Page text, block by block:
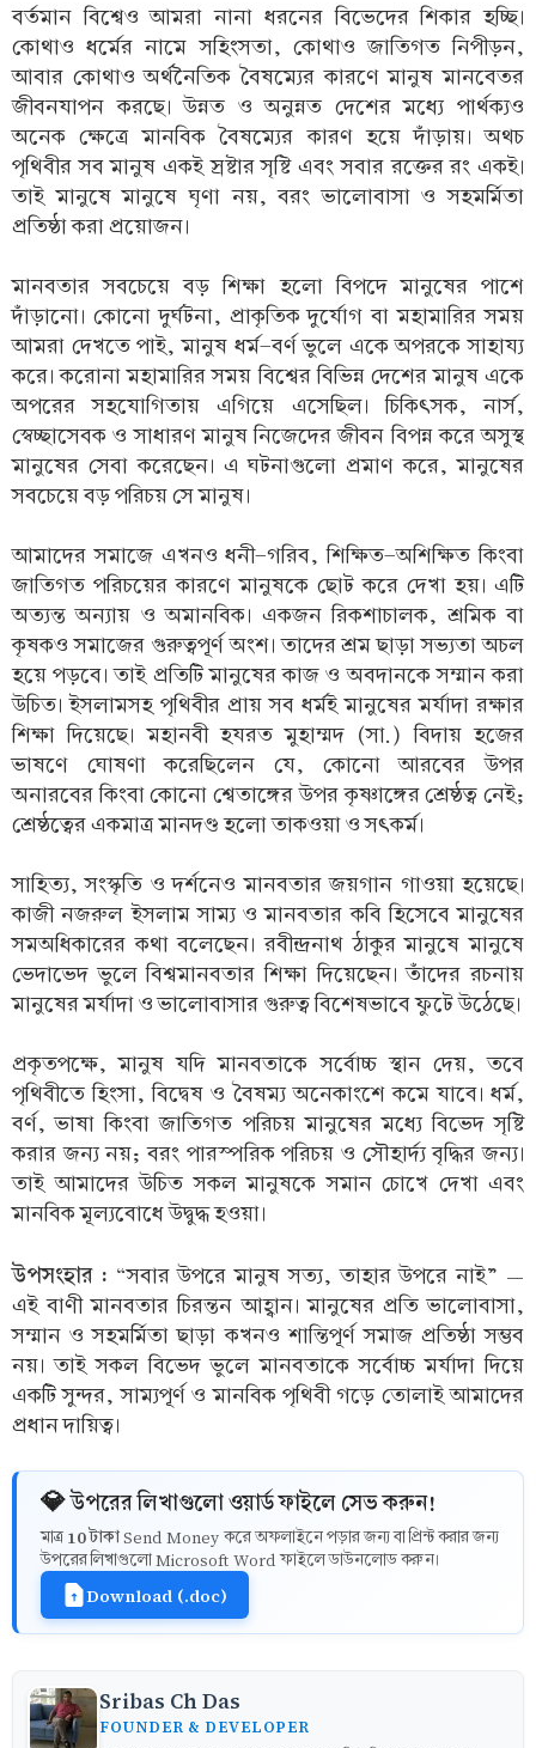
বর্তমান বিশ্বেও আমরা নানা ধরনের বিভেদের শিকার হচ্ছি।
কোথাও ধর্মের নামে সহিংসতা, কোথাও জাতিগত নিপীড়ন,
আবার কোথাও অর্থনৈতিক বৈষম্যের কারণে মানুষ মানবেতর
জীবনযাপন করছে। উন্নত ও অনুন্নত দেশের মধ্যে পার্থক্যও
অনেক ক্ষেত্রে মানবিক বৈষম্যের কারণ হয়ে দাঁড়ায়। অথচ
পৃথিবীর সব মানুষ একই স্রষ্টার সৃষ্টি এবং সবার রক্তের রং একই।
তাই মানুষে মানুষে ঘৃণা নয়, বরং ভালোবাসা ও সহমর্মিতা
প্রতিষ্ঠা করা প্রয়োজন।
মানবতার সবচেয়ে বড় শিক্ষা হলো বিপদে মানুষের পাশে
দাঁড়ানো। কোনো দুর্ঘটনা, প্রাকৃতিক দুর্যোগ বা মহামারির সময়
আমরা দেখতে পাই, মানুষ ধর্ম-বর্ণ ভুলে একে অপরকে সাহায্য
করে। করোনা মহামারির সময় বিশ্বের বিভিন্ন দেশের মানুষ একে
অপরের সহযোগিতায় এগিয়ে এসেছিল। চিকিৎসক, নার্স,
স্বেচ্ছাসেবক ও সাধারণ মানুষ নিজেদের জীবন বিপন্ন করে অসুস্থ
মানুষের সেবা করেছেন। এ ঘটনাগুলো প্রমাণ করে, মানুষের
সবচেয়ে বড় পরিচয় সে মানুষ।
আমাদের সমাজে এখনও ধনী-গরিব, শিক্ষিত-অশিক্ষিত কিংবা
জাতিগত পরিচয়ের কারণে মানুষকে ছোট করে দেখা হয়। এটি
অত্যন্ত অন্যায় ও অমানবিক। একজন রিকশাচালক, শ্রমিক বা
কৃষকও সমাজের গুরুত্বপূর্ণ অংশ। তাদের শ্রম ছাড়া সভ্যতা অচল
হয়ে পড়বে। তাই প্রতিটি মানুষের কাজ ও অবদানকে সম্মান করা
উচিত। ইসলামসহ পৃথিবীর প্রায় সব ধর্মই মানুষের মর্যাদা রক্ষার
শিক্ষা দিয়েছে। মহানবী হযরত মুহাম্মদ (সা.) বিদায় হজের
ভাষণে ঘোষণা করেছিলেন যে, কোনো আরবের উপর
অনারবের কিংবা কোনো শ্বেতাঙ্গের উপর কৃষ্ণাঙ্গের শ্রেষ্ঠত্ব নেই;
শ্রেষ্ঠত্বের একমাত্র মানদণ্ড হলো তাকওয়া ও সৎকর্ম।
সাহিত্য, সংস্কৃতি ও দর্শনেও মানবতার জয়গান গাওয়া হয়েছে।
কাজী নজরুল ইসলাম সাম্য ও মানবতার কবি হিসেবে মানুষের
সমঅধিকারের কথা বলেছেন। রবীন্দ্রনাথ ঠাকুর মানুষে মানুষে
ভেদাভেদ ভুলে বিশ্বমানবতার শিক্ষা দিয়েছেন। তাঁদের রচনায়
মানুষের মর্যাদা ও ভালোবাসার গুরুত্ব বিশেষভাবে ফুটে উঠেছে।
প্রকৃতপক্ষে, মানুষ যদি মানবতাকে সর্বোচ্চ স্থান দেয়, তবে
পৃথিবীতে হিংসা, বিদ্বেষ ও বৈষম্য অনেকাংশে কমে যাবে। ধর্ম,
বর্ণ, ভাষা কিংবা জাতিগত পরিচয় মানুষের মধ্যে বিভেদ সৃষ্টি
করার জন্য নয়; বরং পারস্পরিক পরিচয় ও সৌহার্দ্য বৃদ্ধির জন্য।
তাই আমাদের উচিত সকল মানুষকে সমান চোখে দেখা এবং
মানবিক মূল্যবোধে উদ্বুদ্ধ হওয়া।
উপসংহার : “সবার উপরে মানুষ সত্য, তাহার উপরে নাই” —
এই বাণী মানবতার চিরন্তন আহ্বান। মানুষের প্রতি ভালোবাসা,
সম্মান ও সহমর্মিতা ছাড়া কখনও শান্তিপূর্ণ সমাজ প্রতিষ্ঠা সম্ভব
নয়। তাই সকল বিভেদ ভুলে মানবতাকে সর্বোচ্চ মর্যাদা দিয়ে
একটি সুন্দর, সাম্যপূর্ণ ও মানবিক পৃথিবী গড়ে তোলাই আমাদের
প্রধান দায়িত্ব।
💎 উপরের লিখাগুলো ওয়ার্ড ফাইলে সেভ করুন!
মাত্র 10 টাকাSend Money করে অফলাইনে পড়ার জন্য বা প্রিন্ট করার জন্য
উপরের লিখাগুলো Microsoft Word ফাইলে ডাউনলোড করুন।
Download (.doc)
Sribas Ch Das
FOUNDER & DEVELOPER